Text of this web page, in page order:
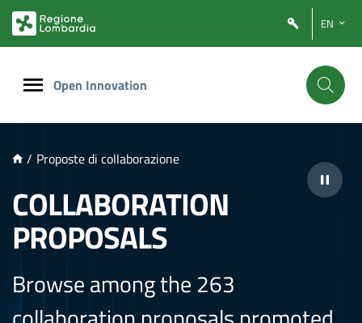
PRINCIPALE
EN
Open Innovation
/ Proposte di collaborazione
COLLABORATION
PROPOSALS
Browse among the 263